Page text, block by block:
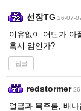
선장TG 26-07-
이유없이 어딘가 아
혹시 암인가?
답글
redstormer
얼굴과 목주름, 배